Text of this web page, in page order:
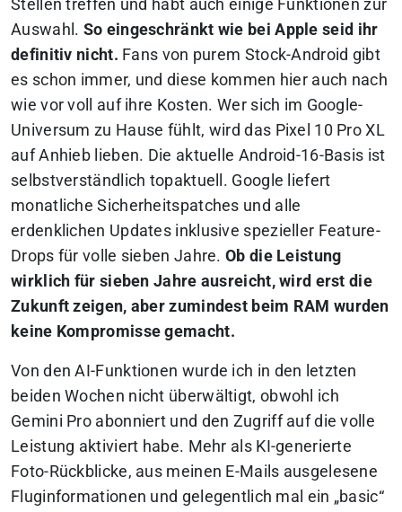
Stellen treffen und habt auch einige Funktionen zur
Auswahl. So eingeschränkt wie bei Apple seid ihr
definitiv nicht. Fans von purem Stock-Android gibt
es schon immer, und diese kommen hier auch nach
wie vor voll auf ihre Kosten. Wer sich im Google-
Universum zu Hause fühlt, wird das Pixel 10 Pro XL
auf Anhieb lieben. Die aktuelle Android-16-Basis ist
selbstverständlich topaktuell. Google liefert
monatliche Sicherheitspatches und alle
erdenklichen Updates inklusive spezieller Feature-
Drops für volle sieben Jahre.Ob die Leistung
wirklich für sieben Jahre ausreicht, wird erst die
Zukunft zeigen, aber zumindest beim RAM wurden
keine Kompromisse gemacht.
Von den AI-Funktionen wurde ich in den letzten
beiden Wochen nicht überwältigt, obwohl ich
Gemini Pro abonniert und den Zugriff auf die volle
Leistung aktiviert habe. Mehr als KI-generierte
Foto-Rückblicke, aus meinen E-Mails ausgelesene
Fluginformationen und gelegentlich mal ein „basic“